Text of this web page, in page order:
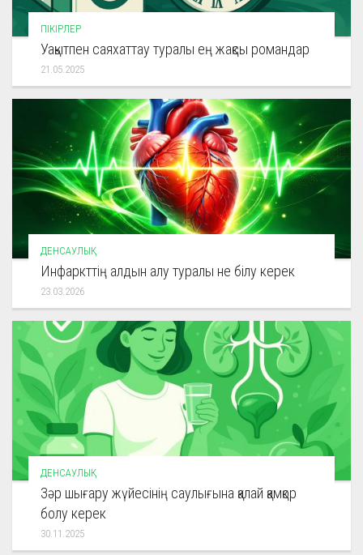
ПІКІРЛЕР
Уақытпен саяхаттау туралы ең жақсы романдар
21.05.2025
ДЕНСАУЛЫҚ
Инфаркттің алдын алу туралы не білу керек
23.03.2026
ДЕНСАУЛЫҚ
Зәр шығару жүйесінің саулығына қалай қамқор
болу керек
30.11.2025